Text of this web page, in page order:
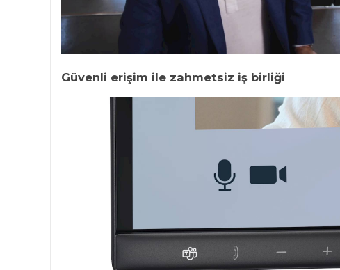
Güvenli erişim ile zahmetsiz iş birliği